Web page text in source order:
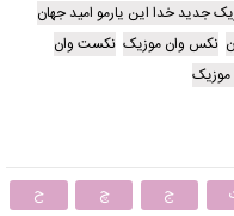
جدید خدا این یارمو امید جهان
نکس وان موزیک نکست وان
ج چ
ح